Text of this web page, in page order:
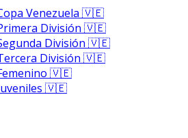
Venezuela 🇻🇪
División 🇻🇪
División 🇻🇪
División 🇻🇪
🇻🇪
🇻🇪